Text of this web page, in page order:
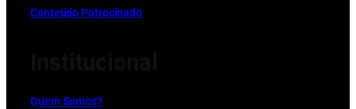
Conteúdo Patrocinado
Quem Somos?